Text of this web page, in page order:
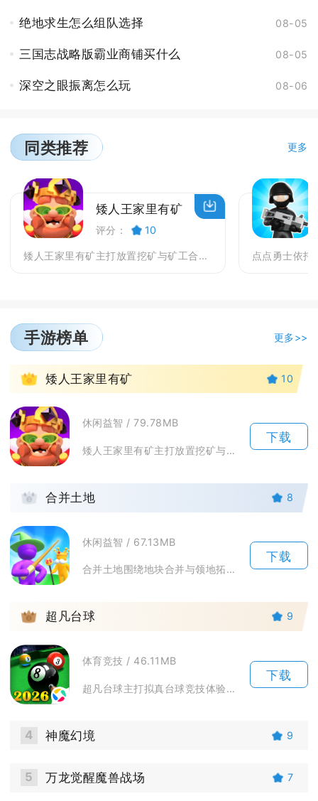
绝地求生怎么组队选择 08-05
三国志战略版霸业商铺买什么 08-05
深空之眼振离怎么玩 08-06
同类推荐 更多
矮人王家里有矿
评分： 10
矮人王家里有矿主打放置挖矿与矿工合成相结合的休闲模...
手游榜单 更多>>
1 矮人王家里有矿 10
休闲益智 / 79.78MB
矮人王家里有矿主打放置挖矿与矿工合成相结合的休闲模拟经营玩法，玩家以矮人王的身份接管整片地...
下载
2 合并土地 8
休闲益智 / 67.13MB
合并土地围绕地块合并与领地拓荒打造休闲合成玩法，玩家从零星地块起步，通过拖拽融合同类土地与...
下载
3 超凡台球 9
体育竞技 / 46.11MB
超凡台球主打拟真台球竞技体验，依托3D物理引擎复刻真实桌球运动规律，覆盖经典黑八、九球主流...
下载
4 神魔幻境 9
5 万龙觉醒魔兽战场 7